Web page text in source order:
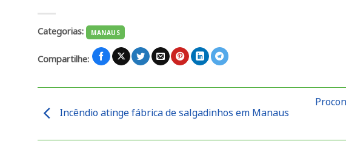
Categorias: MANAUS
Compartilhe:
Incêndio atinge fábrica de salgadinhos em Manaus